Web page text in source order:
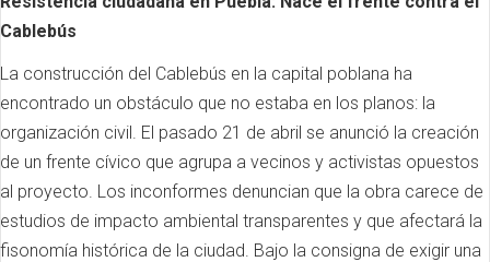
Cablebús
La construcción del Cablebús en la capital poblana ha
encontrado un obstáculo que no estaba en los planos: la
organización civil. El pasado 21 de abril se anunció la creación
de un frente cívico que agrupa a vecinos y activistas opuestos
al proyecto. Los inconformes denuncian que la obra carece de
estudios de impacto ambiental transparentes y que afectará la
fisonomía histórica de la ciudad. Bajo la consigna de exigir una